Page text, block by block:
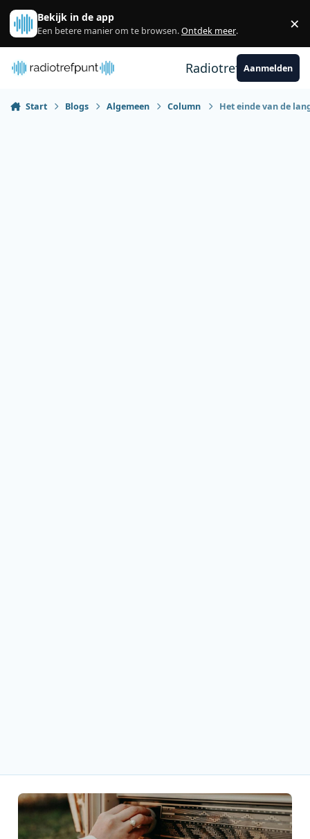
Spring naar bijdragen
Bekijk in de app
Een betere manier om te browsen.Ontdek meer. ×
RadiotrefpuntAanmelden
Start Blogs Algemeen Column Het einde van de